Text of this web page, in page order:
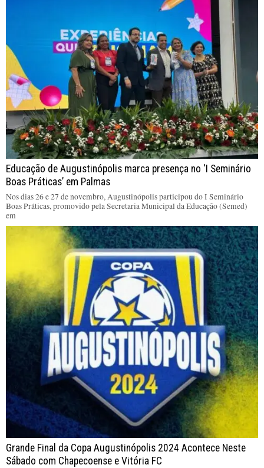
Educação de Augustinópolis marca presença no ‘I Seminário
Boas Práticas’ em Palmas
Nos dias 26 e 27 de novembro, Augustinópolis participou do I Seminário
Boas Práticas, promovido pela Secretaria Municipal da Educação (Semed)
em
Grande Final da Copa Augustinópolis 2024 Acontece Neste
Sábado com Chapecoense e Vitória FC